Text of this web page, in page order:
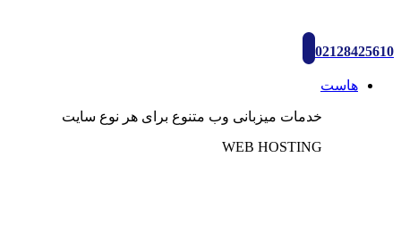
02128425610
هاست
خدمات میزبانی وب متنوع برای هر نوع سایت
WEB HOSTING